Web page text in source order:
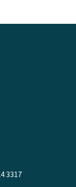
3317